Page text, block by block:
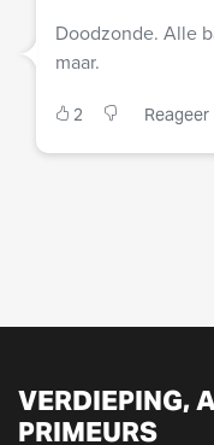
Doodzonde. Alle
maar.
2 Reageer
VERDIEPING,
PRIMEURS